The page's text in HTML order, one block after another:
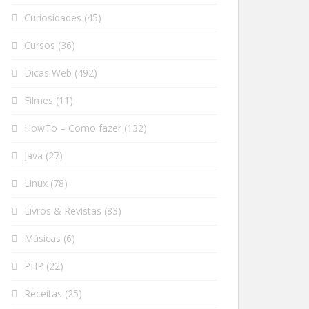
Curiosidades (45)
Cursos (36)
Dicas Web (492)
Filmes (11)
HowTo – Como fazer (132)
Java (27)
Linux (78)
Livros & Revistas (83)
Músicas (6)
PHP (22)
Receitas (25)